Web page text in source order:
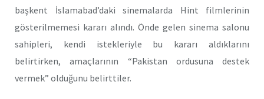
başkent İslamabad’daki sinemalarda Hint filmlerinin
gösterilmemesi kararı alındı. Önde gelen sinema salonu
sahipleri, kendi istekleriyle bu kararı aldıklarını
belirtirken, amaçlarının “Pakistan ordusuna destek
vermek” olduğunu belirttiler.